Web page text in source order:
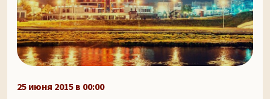
25 июня 2015 в 00:00